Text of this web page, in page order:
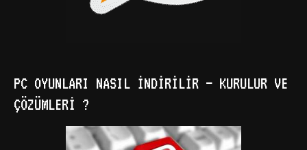
PC OYUNLARI NASIL İNDIRILIR – KURULUR VE
ÇÖZÜMLERI ?